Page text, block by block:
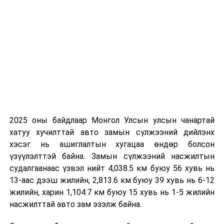
ажлыг эхлүүлэхээр тендерийн баримт бичгийг
боловсруулж байна.
ОХУ-аас үр тарианы зориулалттай өндөр хүчин
чадлын техник нийлүүлэх, Бүгд найрамдах Беларусь
улсаас малын тэжээл бэлтгэх, төмс, хүнсний
ногооны зориулалттай техник, тоног төхөөрөмж
нийлүүлэх ажлыг эхлүүлэхээр санал боловсруулан
2025 оны байдлаар Монгол Улсын улсын чанартай
хатуу хучилттай авто замын сүлжээний дийлэнх
хэсэг нь ашиглалтын хугацаа өндөр болсон
үзүүлэлттэй байна. Замын сүлжээний насжилтын
судалгаанаас үзвэл нийт 4,038.5 км буюу 56 хувь нь
13-аас дээш жилийн, 2,813.6 км буюу 39 хувь нь 6-12
жилийн, харин 1,104.7 км буюу 15 хувь нь 1-5 жилийн
насжилттай авто зам эзэлж байна.